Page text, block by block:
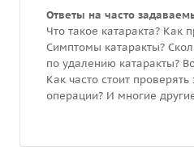
Ответы на часто
Что такое катаракта? Как
Симптомы катаракты?
по удалению катаракты?
Как часто стоит
операции? И многие